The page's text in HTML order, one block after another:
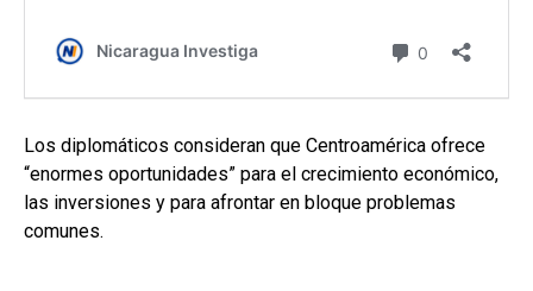
Los diplomáticos consideran que Centroamérica ofrece
“enormes oportunidades” para el crecimiento económico,
las inversiones y para afrontar en bloque problemas
comunes.